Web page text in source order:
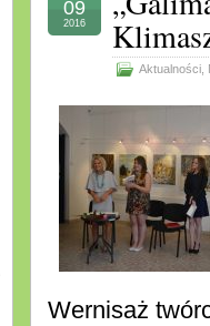
Aktualności
09
2016
Wernisaż